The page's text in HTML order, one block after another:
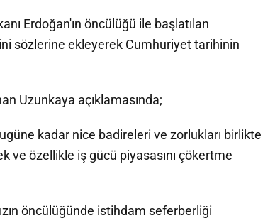
Erdoğan'ın öncülüğü ile başlatılan
sözlerine ekleyerek Cumhuriyet tarihinin
Uzunkaya açıklamasında;
kadar nice badireleri ve zorlukları birlikte
ve özellikle iş gücü piyasasını çökertme
öncülüğünde istihdam seferberliği